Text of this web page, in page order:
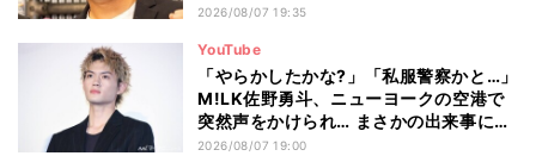
2026/08/07 19:35
YouTube
「やらかしたかな?」「私服警察かと…」
M!LK佐野勇斗、ニューヨークの空港で
突然声をかけられ… まさかの出来事に驚
き
2026/08/07 19:00